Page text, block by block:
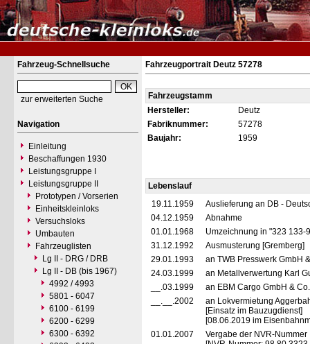
Fahrzeug-Schnellsuche
zur erweiterten Suche
Navigation
Einleitung
Beschaffungen 1930
Leistungsgruppe I
Leistungsgruppe II
Prototypen / Vorserien
Einheitskleinloks
Versuchsloks
Umbauten
Fahrzeuglisten
Lg II - DRG / DRB
Lg II - DB (bis 1967)
4992 / 4993
5801 - 6047
6100 - 6199
6200 - 6299
6300 - 6392
Fahrzeugportrait Deutz 57278
Fahrzeugstamm
Hersteller:
Deutz
Fabriknummer:
57278
Baujahr:
1959
Lebenslauf
19.11.1959
Auslieferung an DB -
04.12.1959
Abnahme
01.01.1968
Umzeichnung in "323 133-
31.12.1992
Ausmusterung [Gremberg]
29.01.1993
an TWB Presswerk GmbH
24.03.1999
an Metallverwertung Karl
__.03.1999
an EBM Cargo GmbH &
__.__.2002
an Lokvermietung
[Einsatz im Bauzugdienst]
[08.06.2019 im
01.01.2007
Vergabe der NVR-Nummer